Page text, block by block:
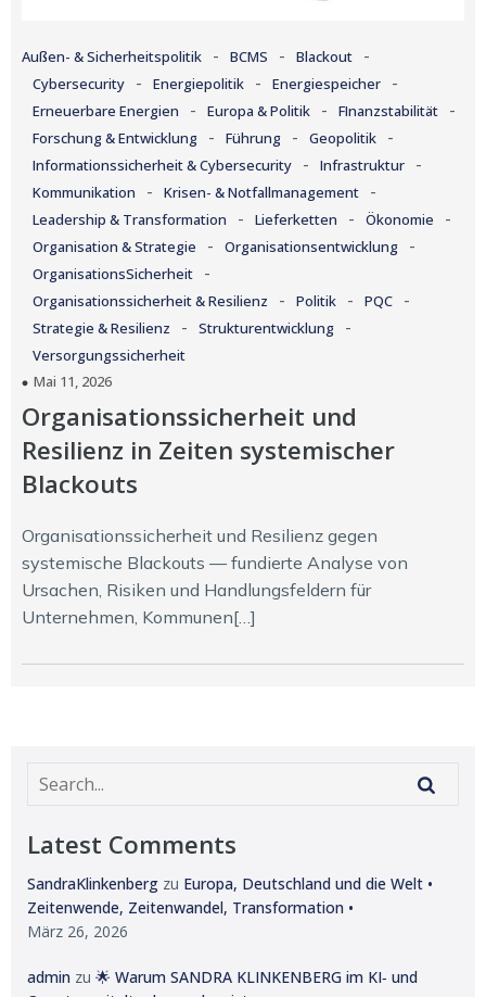
Außen- & Sicherheitspolitik - BCMS - Blackout -
Cybersecurity - Energiepolitik - Energiespeicher -
Erneuerbare Energien - Europa & Politik - FInanzstabilität -
Forschung & Entwicklung - Führung - Geopolitik -
Informationssicherheit & Cybersecurity - Infrastruktur -
Kommunikation - Krisen- & Notfallmanagement -
Leadership & Transformation - Lieferketten - Ökonomie -
Organisation & Strategie - Organisationsentwicklung -
OrganisationsSicherheit -
Organisationssicherheit & Resilienz - Politik - PQC -
Strategie & Resilienz - Strukturentwicklung -
Versorgungssicherheit
Mai 11, 2026
Organisationssicherheit und
Resilienz in Zeiten systemischer
Blackouts
Organisationssicherheit und Resilienz gegen
systemische Blackouts — fundierte Analyse von
Ursachen, Risiken und Handlungsfeldern für
Unternehmen, Kommunen[…]
Latest Comments
SandraKlinkenberg zu Europa, Deutschland und die Welt •
Zeitenwende, Zeitenwandel, Transformation •
März 26, 2026
admin zu 🌟 Warum SANDRA KLINKENBERG im KI‑ und